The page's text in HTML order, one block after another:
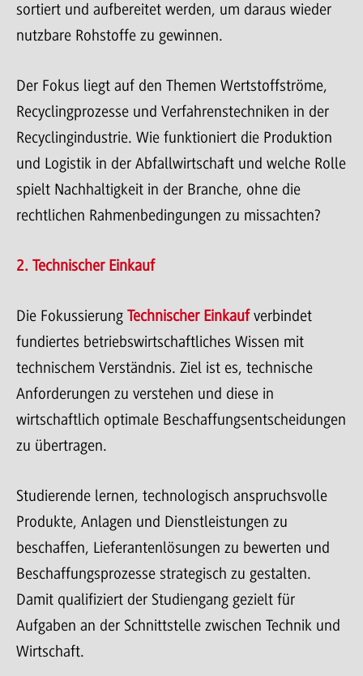
sortiert und aufbereitet werden, um daraus wieder
nutzbare Rohstoffe zu gewinnen.
Der Fokus liegt auf den Themen Wertstoffströme,
Recyclingprozesse und Verfahrenstechniken in der
Recyclingindustrie. Wie funktioniert die Produktion
und Logistik in der Abfallwirtschaft und welche Rolle
spielt Nachhaltigkeit in der Branche, ohne die
rechtlichen Rahmenbedingungen zu missachten?
2. Technischer Einkauf
Die Fokussierung Technischer Einkaufverbindet
fundiertes betriebswirtschaftliches Wissen mit
technischem Verständnis. Ziel ist es, technische
Anforderungen zu verstehen und diese in
wirtschaftlich optimale Beschaffungsentscheidungen
zu übertragen.
Studierende lernen, technologisch anspruchsvolle
Produkte, Anlagen und Dienstleistungen zu
beschaffen, Lieferantenlösungen zu bewerten und
Beschaffungsprozesse strategisch zu gestalten.
Damit qualifiziert der Studiengang gezielt für
Aufgaben an der Schnittstelle zwischen Technik und
Wirtschaft.